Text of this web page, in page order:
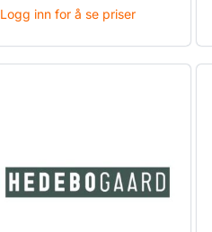
Logg inn for å se priser